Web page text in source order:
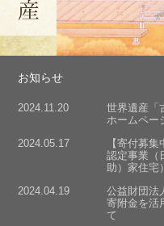
お知らせ
2024.11.20
世界遺産「
ホームペー
2024.05.17
【寄付募
認定事業（
助）家住宅）
2024.04.19
公益財団法
寄附金を活
て